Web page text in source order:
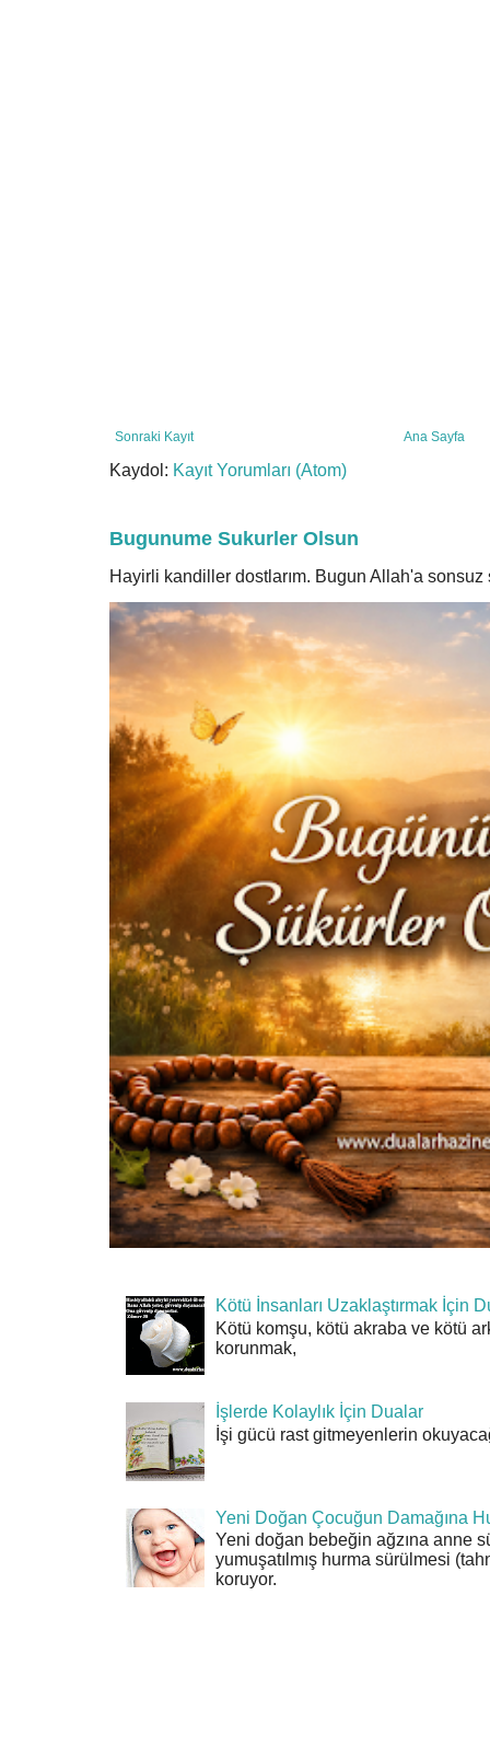
Sonraki Kayıt Ana Sayfa
Kaydol: Kayıt Yorumları (Atom)
Bugunume Sukurler Olsun
Hayirli kandiller dostlarım. Bugun Allah'a
Kötü İnsanları Uzaklaştırmak İçin
Kötü komşu, kötü akraba ve kötü
korunmak,
İşlerde Kolaylık İçin Dualar
İşi gücü rast gitmeyenlerin
Yeni Doğan Çocuğun Damağına
Yeni doğan bebeğin ağzına anne
yumuşatılmış hurma sürülmesi
koruyor.